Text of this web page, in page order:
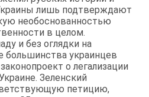
лишь подтверждают
необоснованностью
в целом.
и без оглядки на
большинства украинцев
о легализации
Зеленский
петицию,